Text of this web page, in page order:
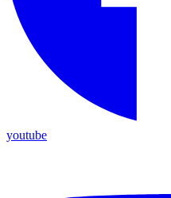
youtube